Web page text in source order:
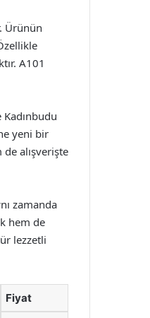
Ürünün
A101
yeni bir
alışverişte
zamanda
hem de
lezzetli
Fiyat